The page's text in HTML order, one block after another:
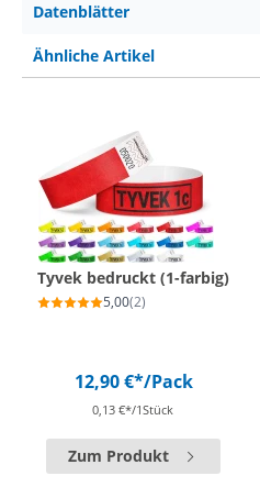
Datenblätter
Ähnliche Artikel
Tyvek bedruckt (1-farbig)
5,00(2)
12,90 €*/Pack
0,13 €*/1Stück
Zum Produkt